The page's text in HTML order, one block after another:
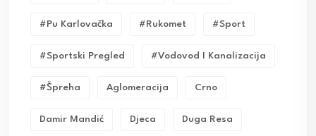
#pu Karlovačka #rukomet #sport
#sportski Pregled #vodovod I Kanalizacija
#Špreha Aglomeracija Crno
Damir Mandić Djeca Duga Resa